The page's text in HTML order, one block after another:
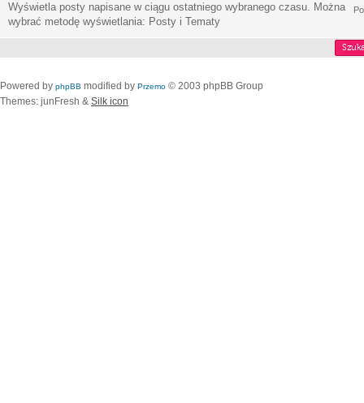
Wyświetla posty napisane w ciągu ostatniego wybranego czasu. Można
wybrać metodę wyświetlania: Posty i Tematy
Powered by phpBB modified by Przemo © 2003 phpBB Group
Themes: junFresh & Silk icon